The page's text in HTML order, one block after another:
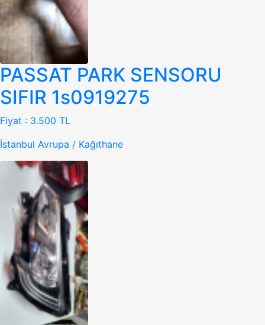
PASSAT PARK SENSORU
SIFIR 1s0919275
Fiyat : 3.500 TL
İstanbul Avrupa / Kağıthane